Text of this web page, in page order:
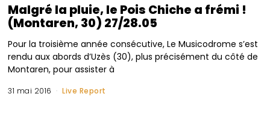
Malgré la pluie, le Pois Chiche a frémi !
(Montaren, 30) 27/28.05
Pour la troisième année consécutive, Le Musicodrome s’est
rendu aux abords d’Uzès (30), plus précisément du côté de
Montaren, pour assister à
31 mai 2016 Live Report